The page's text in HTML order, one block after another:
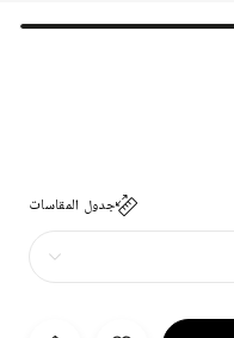
جدول المقاسات